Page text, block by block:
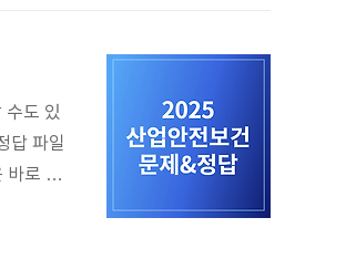
수도 있
답 파일
바로 아
합격해